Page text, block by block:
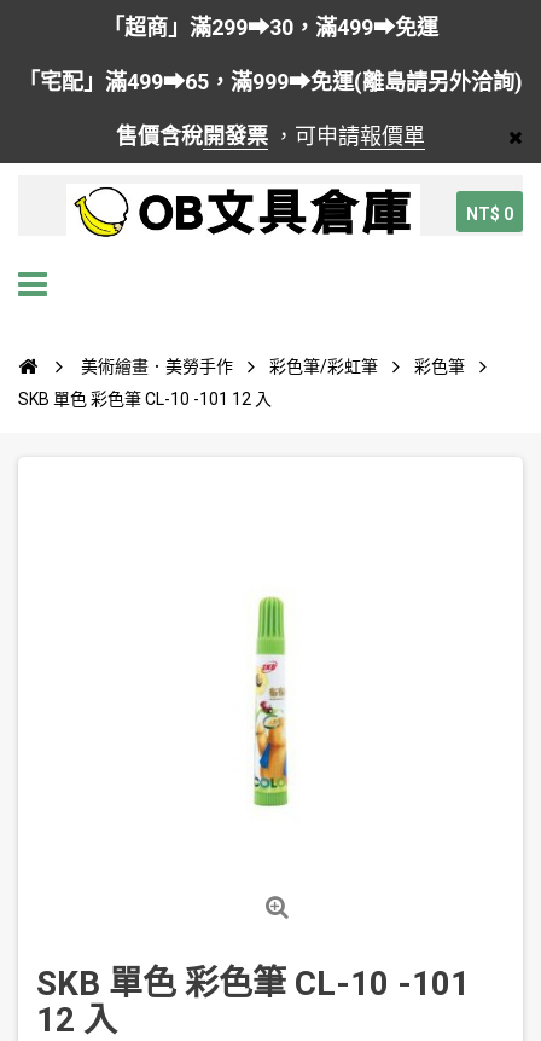
「超商」滿299➡30，滿499➡免運
「宅配」滿499➡65，滿999➡免運(離島請另外洽詢)
售價含稅開發票 ，可申請報價單
NT$ 0
美術繪畫．美勞手作 彩色筆/彩虹筆
彩色筆
SKB 單色 彩色筆 CL-10 -101 12 入
SKB 單色 彩色筆 CL-10 -101
12 入